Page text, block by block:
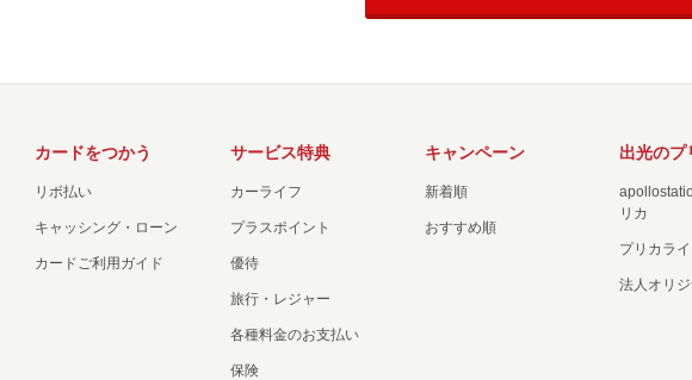
カードをつかう
リボ払い
キャッシング・ローン
カードご利用ガイド
サービス特典
カーライフ
プラスポイント
優待
旅行・レジャー
各種料金のお支払い
保険
キャンペーン
新着順
おすすめ順
出光のプ
リカ
プリカラ
法人オリ